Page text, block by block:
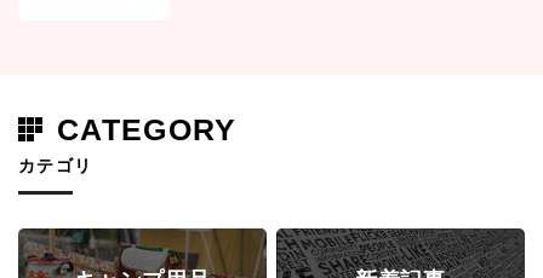
CATEGORY
カテゴリ